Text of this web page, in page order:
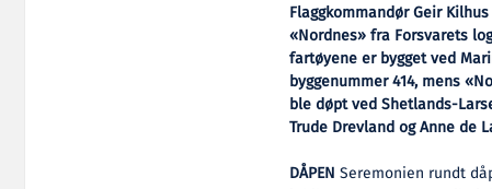
Flaggkommandør Geir
«Nordnes» fra Forsvarets
fartøyene er bygget ved
byggenummer 414, mens
ble døpt ved Shetlands-
Trude Drevland og Anne de
DÅPEN Seremonien rundt